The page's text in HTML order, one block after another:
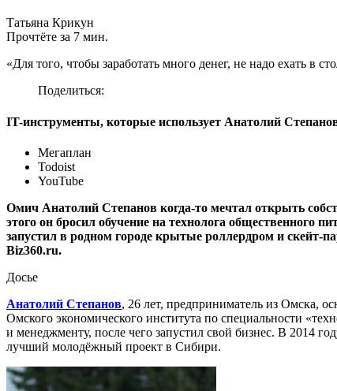
Татьяна Крикун
Прочтёте за 7 мин.
«Для того, чтобы заработать много денег, не надо ехать в
Поделиться:
IT-инструменты, которые использует Анатолий
Мегаплан
Todoist
YouTube
Омич Анатолий Степанов когда-то мечтал открыть
этого он бросил обучение на технолога общественного
запустил в родном городе крытые роллердром и скейт-
Biz360.ru.
Досье
Анатолий Степанов, 26 лет, предприниматель из Омска,
Омского экономического института по специальности
и менеджменту, после чего запустил свой бизнес. В 2014
лучший молодёжный проект в Сибири.